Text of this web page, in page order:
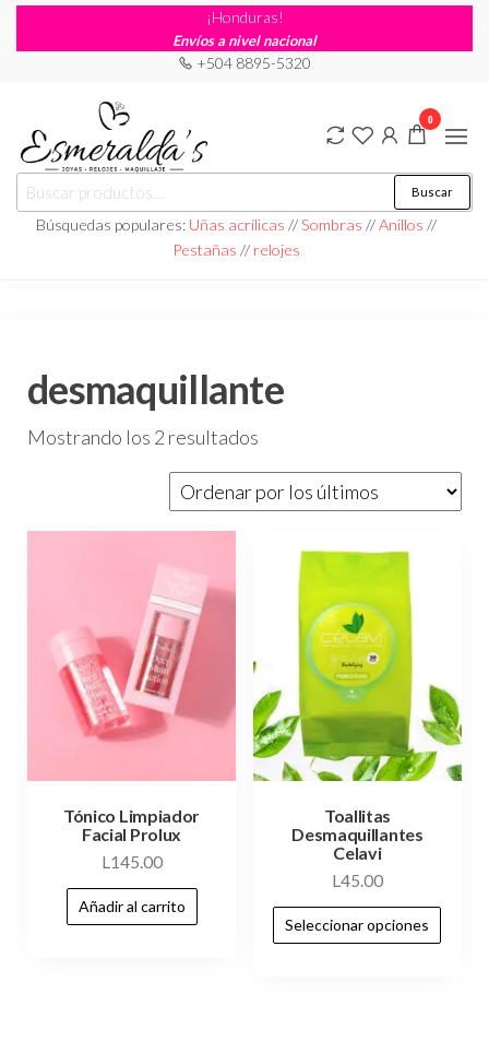
¡Honduras!
Envíos a nivel nacional
+504 8895-5320
Joyería
Esmeraldas
Joyería |
Maquillaje
|
Relojería
Buscar
Búsquedas populares: Uñas acrílicas //Sombras //Anillos //
Pestañas // relojes
0
desmaquillante
Mostrando los 2 resultados
Tónico Limpiador
Facial Prolux
L145.00
Añadir al carrito
Toallitas
Desmaquillantes
Celavi
L45.00
Seleccionar opciones